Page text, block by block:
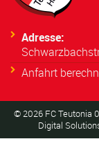
Adresse:
Anfahrt
©2026FC Teutonia
Digital